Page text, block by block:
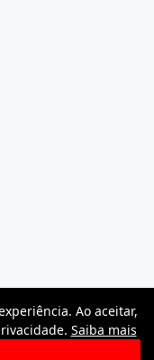
Ao aceitar,
Saiba mais